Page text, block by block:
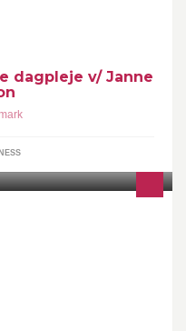
dagpleje v/ Janne